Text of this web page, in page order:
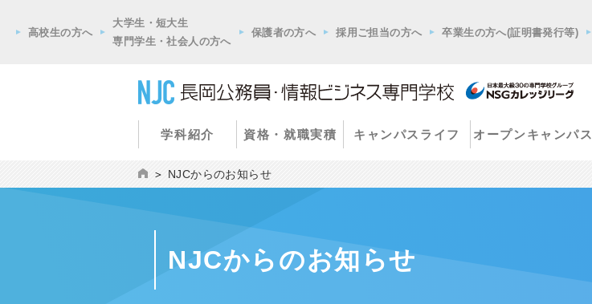
高校生の方へ
大学生・短大生
専門学生・社会人の方へ
保護者の方へ 採用ご担当の方へ 卒業生の方へ(証明書発行等)
学科紹介 資格・就職実積 キャンパスライフ オープンキャンパス
NJCからのお知らせ
NJCからのお知らせ